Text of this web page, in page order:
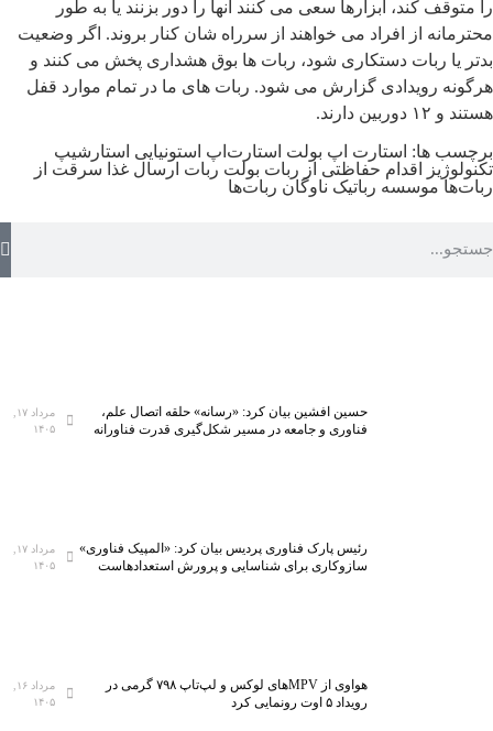
را متوقف کند، ابزارها سعی می کنند آنها را دور بزنند یا به طور
محترمانه از افراد می خواهند از سرراه شان کنار بروند. اگر وضعیت
بدتر یا ربات دستکاری شود، ربات ها بوق هشداری پخش می کنند و
هرگونه رویدادی گزارش می شود. ربات های ما در تمام موارد قفل
هستند و ۱۲ دوربین دارند.
برچسب ها: استارت اپ بولت استارت‌اپ استونیایی استارشیپ
تکنولوژیز
اقدام حفاظتی از ربات بولت ربات ارسال غذا سرقت از
ربات‌ها موسسه رباتیک ناوگان ربات‌ها
حسین افشین بیان کرد: «رسانه» حلقه اتصال علم،
فناوری و جامعه در مسیر شکل‌گیری قدرت فناورانه
۱۴۰۵
رئیس پارک فناوری پردیس بیان کرد: «المپیک فناوری»
سازوکاری برای شناسایی و پرورش استعدادهاست
۱۴۰۵
هواوی از MPVهای لوکس و لپ‌تاپ ۷۹۸ گرمی در
رویداد ۵ اوت رونمایی کرد
۱۴۰۵